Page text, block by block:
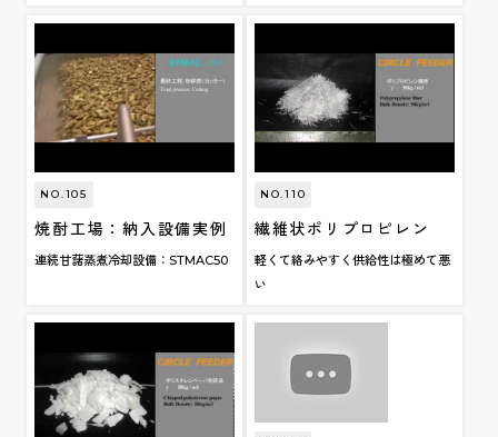
NO.105
焼酎工場：納入設備実例
連続甘藷蒸煮冷却設備：STMAC50
NO.110
繊維状ポリプロピレン
軽くて絡みやすく供給性は極めて悪
い